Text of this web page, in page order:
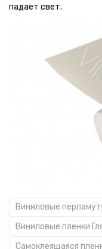
падает свет.
Виниловые
Виниловые пленки
Самоклеящаяся